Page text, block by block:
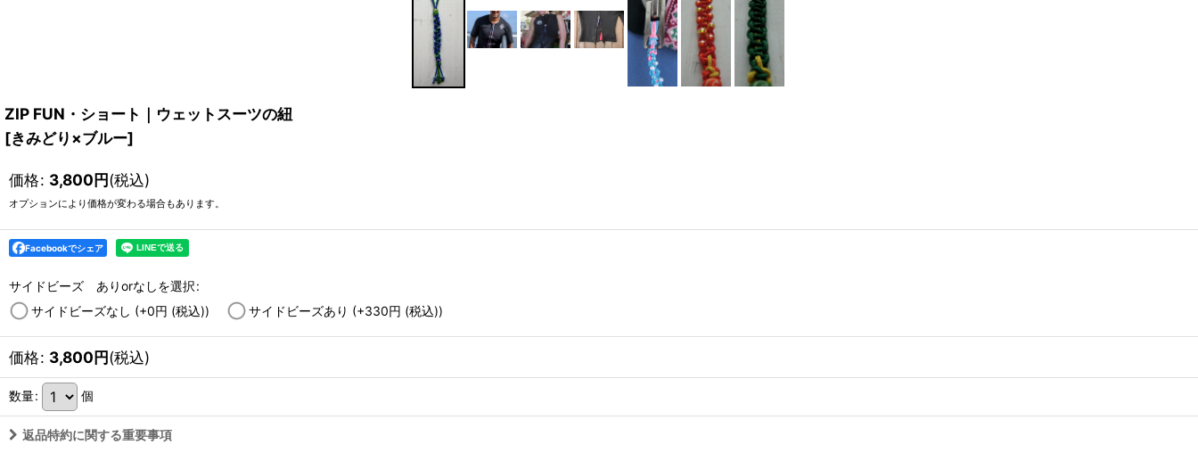
ZIP FUN・ショート｜ウェットスーツの紐
[きみどり×ブルー]
価格: 3,800円(税込)
オプションにより価格が変わる場合もあります。
Facebookでシェア
サイドビーズ ありorなしを選択:
サイドビーズなし (+0円 (税込)) サイドビーズあり (+330円 (税込))
価格: 3,800円(税込)
数量: 個
返品特約に関する重要事項